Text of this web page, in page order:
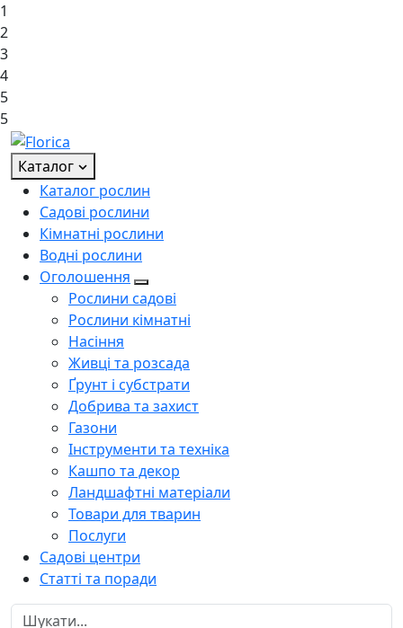
1
2
3
4
5
5
Каталог
Каталог рослин
Садові рослини
Кімнатні рослини
Водні рослини
Оголошення
Рослини садові
Рослини кімнатні
Насіння
Живці та розсада
Ґрунт і субстрати
Добрива та захист
Газони
Інструменти та техніка
Кашпо та декор
Ландшафтні матеріали
Товари для тварин
Послуги
Садові центри
Статті та поради